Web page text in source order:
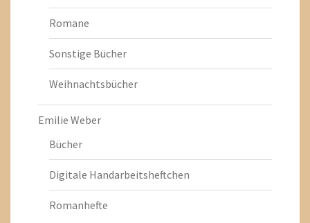
Romane
Sonstige Bücher
Weihnachtsbücher
Emilie Weber
Bücher
Digitale Handarbeitsheftchen
Romanhefte